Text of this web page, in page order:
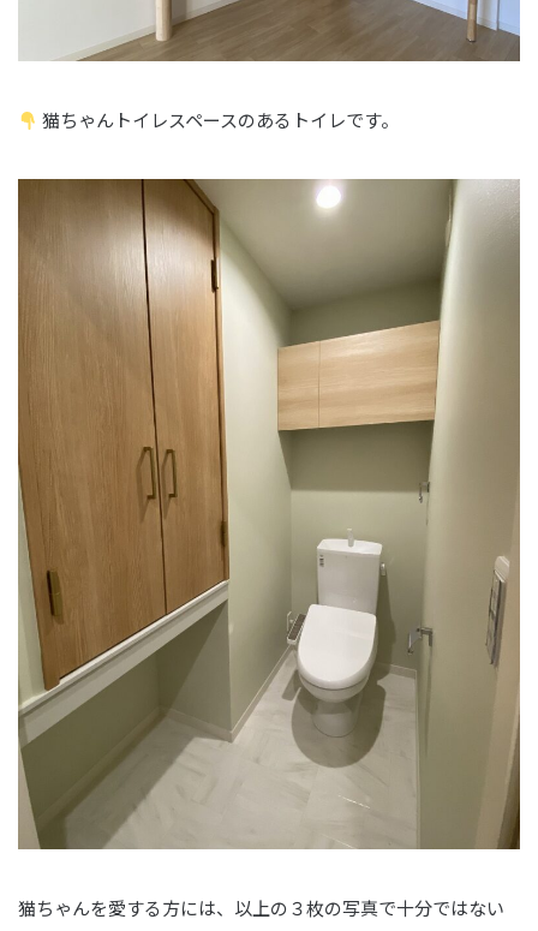
猫ちゃんトイレスペースのあるトイレです。
猫ちゃんを愛する方には、以上の３枚の写真で十分ではない